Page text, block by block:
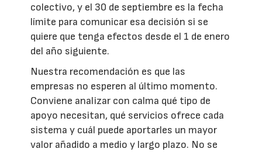
colectivo, y el 30 de septiembre es la fecha
límite para comunicar esa decisión si se
quiere que tenga efectos desde el 1 de enero
del año siguiente.
Nuestra recomendación es que las
empresas no esperen al último momento.
Conviene analizar con calma qué tipo de
apoyo necesitan, qué servicios ofrece cada
sistema y cuál puede aportarles un mayor
valor añadido a medio y largo plazo. No se